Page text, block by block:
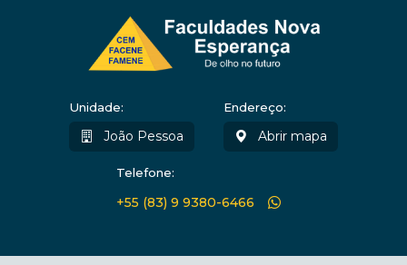
Unidade:
João Pessoa
Endereço:
Abrir mapa
Telefone:
+55 (83) 9 9380-6466